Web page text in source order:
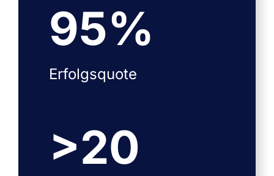
95%
Erfolgsquote
>20